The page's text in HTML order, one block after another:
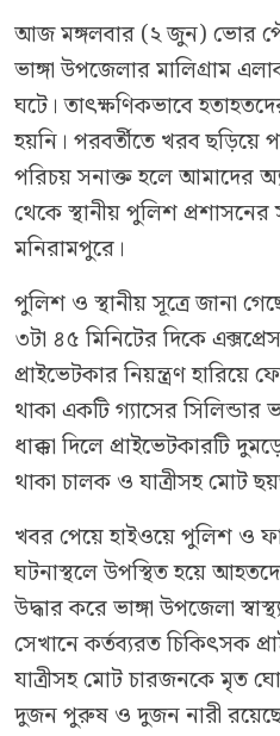
আজ মঙ্গলবার (২ জুন) ভোর
ভাঙ্গা উপজেলার মালিগ্রাম
ঘটে। তাৎক্ষণিকভাবে
হয়নি। পরবর্তীতে খরব ছড়িয়ে
পরিচয় সনাক্ত হলে আমাদের
থেকে স্থানীয় পুলিশ
মনিরামপুরে।
পুলিশ ও স্থানীয় সূত্রে জানা
৩টা ৪৫ মিনিটের দিকে
প্রাইভেটকার নিয়ন্ত্রণ হারিয়ে
থাকা একটি গ্যাসের সিলিন্ডার
ধাক্কা দিলে প্রাইভেটকারটি
থাকা চালক ও যাত্রীসহ
খবর পেয়ে হাইওয়ে পুলিশ ও
ঘটনাস্থলে উপস্থিত হয়ে
উদ্ধার করে ভাঙ্গা উপজেলা
সেখানে কর্তব্যরত চিকিৎসক
যাত্রীসহ মোট চারজনকে মৃত
দুজন পুরুষ ও দুজন নারী